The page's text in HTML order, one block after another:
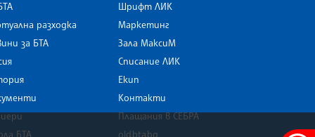
разходка
за БТА
БТА
Шрифт ЛИК
Маркетинг
Зала МаксиМ
Списание ЛИК
Екип
Контакти
Плащания в СЕБРА
old.bta.bg